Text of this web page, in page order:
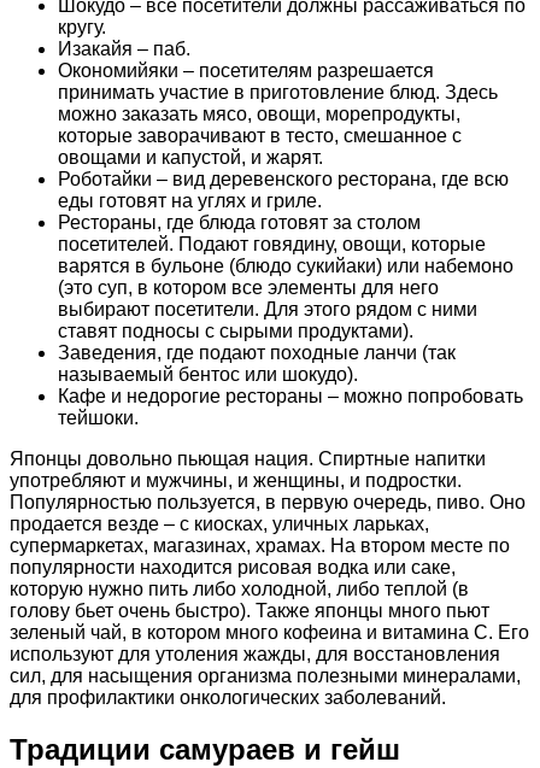
Шокудо – все посетители должны рассаживаться по
кругу.
Изакайя – паб.
Окономийяки – посетителям разрешается
принимать участие в приготовление блюд. Здесь
можно заказать мясо, овощи, морепродукты,
которые заворачивают в тесто, смешанное с
овощами и капустой, и жарят.
Роботайки – вид деревенского ресторана, где всю
еды готовят на углях и гриле.
Рестораны, где блюда готовят за столом
посетителей. Подают говядину, овощи, которые
варятся в бульоне (блюдо сукийаки) или набемоно
(это суп, в котором все элементы для него
выбирают посетители. Для этого рядом с ними
ставят подносы с сырыми продуктами).
Заведения, где подают походные ланчи (так
называемый бентос или шокудо).
Кафе и недорогие рестораны – можно попробовать
тейшоки.
Японцы довольно пьющая нация. Спиртные напитки
употребляют и мужчины, и женщины, и подростки.
Популярностью пользуется, в первую очередь, пиво. Оно
продается везде – с киосках, уличных ларьках,
супермаркетах, магазинах, храмах. На втором месте по
популярности находится рисовая водка или саке,
которую нужно пить либо холодной, либо теплой (в
голову бьет очень быстро). Также японцы много пьют
зеленый чай, в котором много кофеина и витамина С. Его
используют для утоления жажды, для восстановления
сил, для насыщения организма полезными минералами,
для профилактики онкологических заболеваний.
Традиции самураев и гейш